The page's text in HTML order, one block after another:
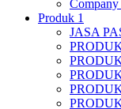
Produk 1
JASA